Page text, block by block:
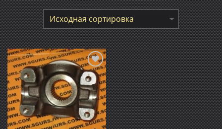
Добавить
в список
желаний